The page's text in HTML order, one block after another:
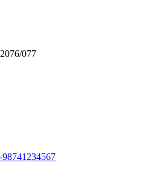
077
98741234567